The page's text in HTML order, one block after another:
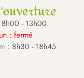
- 13h00
: fermé
: 8h30 - 18h45